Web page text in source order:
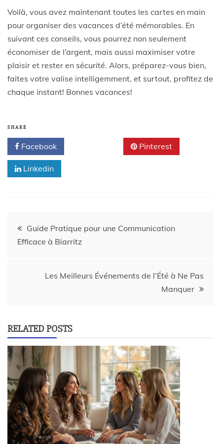
Voilà, vous avez maintenant toutes les cartes en main
pour organiser des vacances d’été mémorables. En
suivant ces conseils, vous pourrez non seulement
économiser de l’argent, mais aussi maximiser votre
plaisir et rester en sécurité. Alors, préparez-vous bien,
faites votre valise intelligemment, et surtout, profitez de
chaque instant! Bonnes vacances!
SHARE
Facebook Pinterest
Linkedin
Guide Pratique pour une Communication
Efficace à Biarritz
Les Meilleurs Événements de l’Été à Ne Pas
Manquer
RELATED POSTS